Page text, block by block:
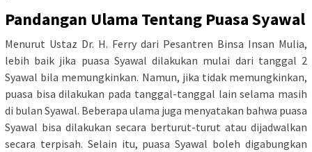
Pandangan Ulama Tentang Puasa Syawal
Menurut Ustaz Dr. H. Ferry dari Pesantren Binsa Insan Mulia,
lebih baik jika puasa Syawal dilakukan mulai dari tanggal 2
Syawal bila memungkinkan. Namun, jika tidak memungkinkan,
puasa bisa dilakukan pada tanggal-tanggal lain selama masih
di bulan Syawal. Beberapa ulama juga menyatakan bahwa puasa
Syawal bisa dilakukan secara berturut-turut atau dijadwalkan
secara terpisah. Selain itu, puasa Syawal boleh digabungkan